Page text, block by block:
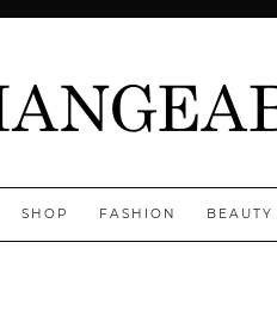
SHOP FASHION BEAUTY